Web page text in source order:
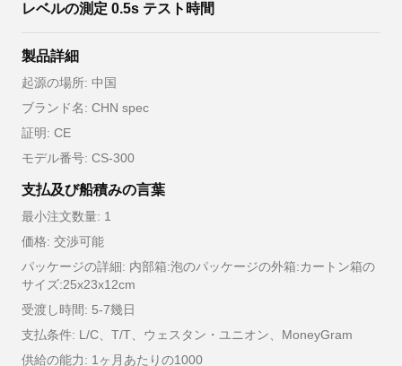
レベルの測定 0.5s テスト時間
製品詳細
起源の場所: 中国
ブランド名: CHN spec
証明: CE
モデル番号: CS-300
支払及び船積みの言葉
最小注文数量: 1
価格: 交渉可能
パッケージの詳細: 内部箱:泡のパッケージの外箱:カートン箱の
サイズ:25x23x12cm
受渡し時間: 5-7幾日
支払条件: L/C、T/T、ウェスタン・ユニオン、MoneyGram
供給の能力: 1ヶ月あたりの1000